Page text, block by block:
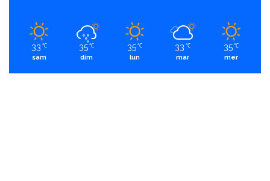
33 ℃
sam
35 ℃
dim
35 ℃
lun
33 ℃
mar
35 ℃
mer